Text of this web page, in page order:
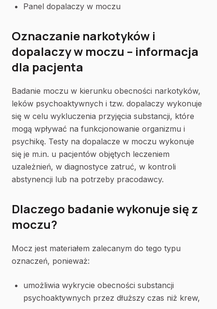
Panel dopalaczy w moczu
Oznaczanie narkotyków i
dopalaczy w moczu – informacja
dla pacjenta
Badanie moczu w kierunku obecności narkotyków,
leków psychoaktywnych i tzw. dopalaczy wykonuje
się w celu wykluczenia przyjęcia substancji, które
mogą wpływać na funkcjonowanie organizmu i
psychikę. Testy na dopalacze w moczu wykonuje
się je m.in. u pacjentów objętych leczeniem
uzależnień, w diagnostyce zatruć, w kontroli
abstynencji lub na potrzeby pracodawcy.
Dlaczego badanie wykonuje się z
moczu?
Mocz jest materiałem zalecanym do tego typu
oznaczeń, ponieważ:
umożliwia wykrycie obecności substancji
psychoaktywnych przez dłuższy czas niż krew,